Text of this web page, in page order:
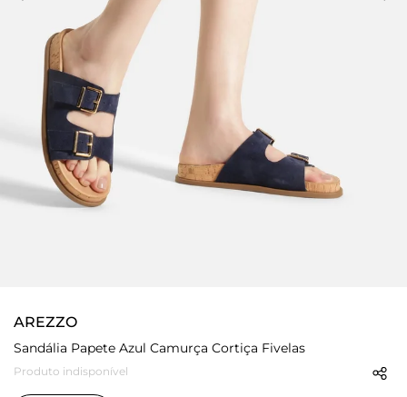
AREZZO
Sandália Papete Azul Camurça Cortiça Fivelas
Produto indisponível